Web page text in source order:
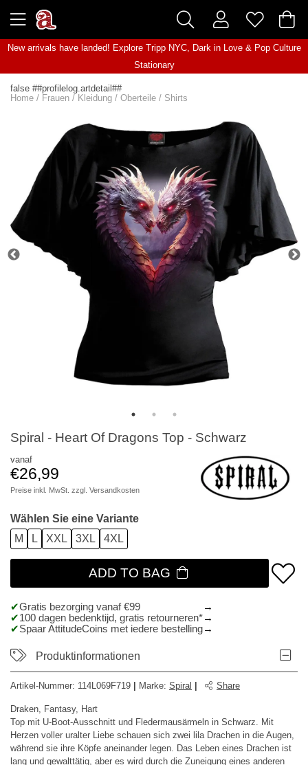
New arrivals have landed! Explore Tripp NYC, Dark in Love& Pop Culture
Stationary
false ##profilelog.artdetail##
Home / Frauen / Kleidung / Oberteile / Shirts
Spiral - Heart Of Dragons Top - Schwarz
vanaf
€26,99
Preise inkl. MwSt. zzgl. Versandkosten
Wählen Sie eine Variante
M
L XXL 3XL 4XL
ADD TO BAG
Gratis bezorging vanaf €99
100 dagen bedenktijd, gratis retourneren*
Spaar AttitudeCoins met iedere bestelling
Produktinformationen
Artikel-Nummer: 114L069F719 Marke: Spiral Share
Draken, Fantasy, Hart
Top mit U-Boot-Ausschnitt und Fledermausärmeln in Schwarz. Mit
Herzen voller uralter Liebe schauen sich zwei lila Drachen in die Augen,
während sie ihre Köpfe aneinander legen. Das Leben eines Drachen ist
lang und gewalttätig, aber es wird durch die Zuneigung eines anderen